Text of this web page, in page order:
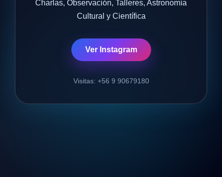
Charlas, Observación, Talleres, Astronomía
Cultural y Científica
Ver Instagram
Visitas: +56 9 90679180